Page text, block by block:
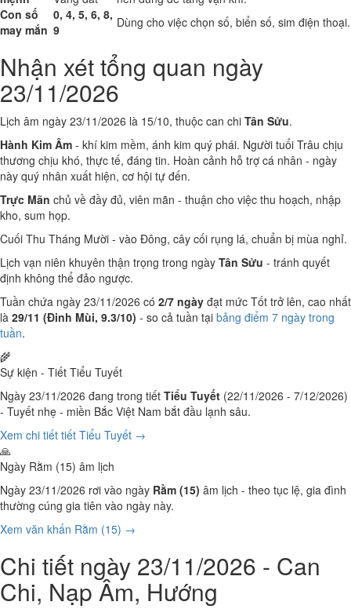
Con số
may mắn
0, 4, 5, 6, 8,
9
Dùng cho việc chọn số, biển số, sim điện thoại.
Nhận xét tổng quan ngày
23/11/2026
Lịch âm ngày 23/11/2026 là 15/10, thuộc can chi Tân Sửu.
Hành Kim Âm - khí kim mềm, ánh kim quý phái. Người tuổi Trâu chịu
thương chịu khó, thực tế, đáng tin. Hoàn cảnh hỗ trợ cá nhân - ngày
này quý nhân xuất hiện, cơ hội tự đến.
Trực Mãn chủ về đầy đủ, viên mãn - thuận cho việc thu hoạch, nhập
kho, sum họp.
Cuối Thu Tháng Mười - vào Đông, cây cối rụng lá, chuẩn bị mùa nghỉ.
Lịch vạn niên khuyên thận trọng trong ngày Tân Sửu - tránh quyết
định không thể đảo ngược.
Tuần chứa ngày 23/11/2026 có 2/7 ngày đạt mức Tốt trở lên, cao nhất
là 29/11 (Đinh Mùi, 9.3/10) - so cả tuần tại bảng điểm 7 ngày trong
tuần.
🌾
Sự kiện - Tiết Tiểu Tuyết
Ngày 23/11/2026 đang trong tiết Tiểu Tuyết (22/11/2026 - 7/12/2026)
- Tuyết nhẹ - miền Bắc Việt Nam bắt đầu lạnh sâu.
Xem chi tiết tiết Tiểu Tuyết →
🙏
Ngày Rằm (15) âm lịch
Ngày 23/11/2026 rơi vào ngày Rằm (15) âm lịch - theo tục lệ, gia đình
thường cúng gia tiên vào ngày này.
Xem văn khấn Rằm (15) →
Chi tiết ngày 23/11/2026 - Can
Chi, Nạp Âm, Hướng